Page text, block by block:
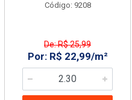
Código: 9208
De: R$ 25,99
Por: R$ 22,99/m²